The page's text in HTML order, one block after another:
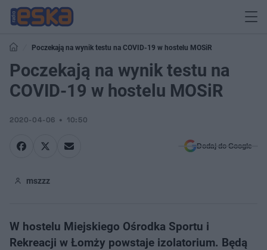
Poczekają na wynik testu na COVID-19 w hostelu MOSiR
Poczekają na wynik testu na
COVID-19 w hostelu MOSiR
2020-04-06 10:50
Dodaj do Google
mszzz
W hostelu Miejskiego Ośrodka Sportu i
Rekreacji w Łomży powstaje izolatorium. Będą